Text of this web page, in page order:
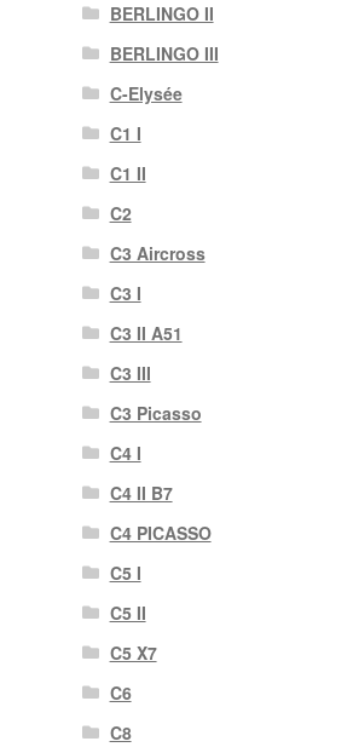
BERLINGO II
BERLINGO III
C-Elysée
C1 I
C1 II
C2
C3 Aircross
C3 I
C3 II A51
C3 III
C3 Picasso
C4 I
C4 II B7
C4 PICASSO
C5 I
C5 II
C5 X7
C6
C8